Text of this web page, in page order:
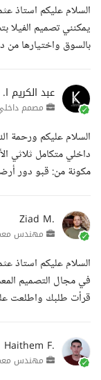
يمكنني تصميم
بالسوق واختيارها من
عبد الكريم ا.
مصمم
السلام عليكم ورحمة
مكونة من: قبو دور
Ziad M.
مهندس
السلام عليكم استاذ
في مجال التصميم
قرأت طلبك واطلعت
Haithem F.
مهندس